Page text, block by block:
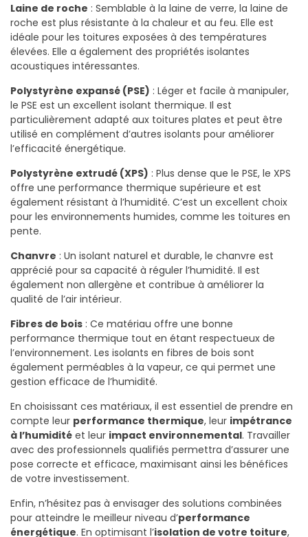
Laine de roche : Semblable à la laine de verre, la laine de
roche est plus résistante à la chaleur et au feu. Elle est
idéale pour les toitures exposées à des températures
élevées. Elle a également des propriétés isolantes
acoustiques intéressantes.
Polystyrène expansé (PSE) : Léger et facile à manipuler,
le PSE est un excellent isolant thermique. Il est
particulièrement adapté aux toitures plates et peut être
utilisé en complément d’autres isolants pour améliorer
l’efficacité énergétique.
Polystyrène extrudé (XPS) : Plus dense que le PSE, le XPS
offre une performance thermique supérieure et est
également résistant à l’humidité. C’est un excellent choix
pour les environnements humides, comme les toitures en
pente.
Chanvre : Un isolant naturel et durable, le chanvre est
apprécié pour sa capacité à réguler l’humidité. Il est
également non allergène et contribue à améliorer la
qualité de l’air intérieur.
Fibres de bois : Ce matériau offre une bonne
performance thermique tout en étant respectueux de
l’environnement. Les isolants en fibres de bois sont
également perméables à la vapeur, ce qui permet une
gestion efficace de l’humidité.
En choisissant ces matériaux, il est essentiel de prendre en
compte leur performance thermique, leur impétrance
à l’humidité et leur impact environnemental. Travailler
avec des professionnels qualifiés permettra d’assurer une
pose correcte et efficace, maximisant ainsi les bénéfices
de votre investissement.
Enfin, n’hésitez pas à envisager des solutions combinées
pour atteindre le meilleur niveau d’performance
énergétique. En optimisant l’isolation de votre toiture,